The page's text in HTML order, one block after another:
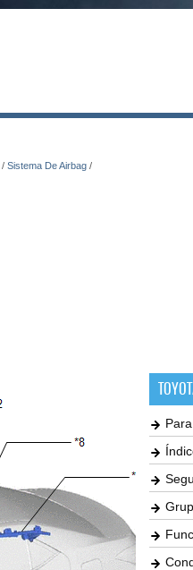
/ Sistema De Airbag /